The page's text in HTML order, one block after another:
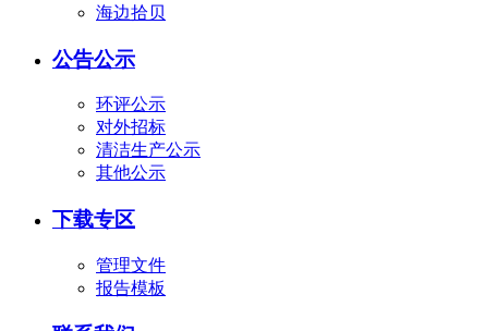
海边拾贝
公告公示
环评公示
对外招标
清洁生产公示
其他公示
下载专区
管理文件
报告模板